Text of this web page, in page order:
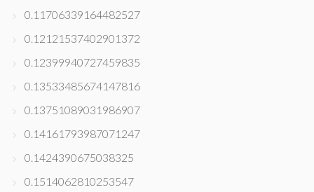
0.11706339164482527
0.12121537402901372
0.12399940727459835
0.13533485674147816
0.13751089031986907
0.14161793987071247
0.1424390675038325
0.1514062810253547